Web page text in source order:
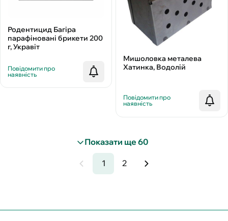
Родентицид Багіра
парафіновані брикети 200
г, Укравіт
Повідомити про
наявність
Мишоловка металева
Хатинка, Водолій
Повідомити про
наявність
Показати ще 60
1 2